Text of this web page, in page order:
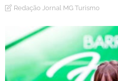
Redação Jornal MG Turismo